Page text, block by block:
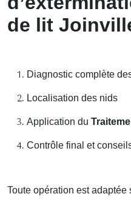
de lit
Diagnostic complète
Localisation des nids
Application du
Contrôle final et
Toute opération est adaptée